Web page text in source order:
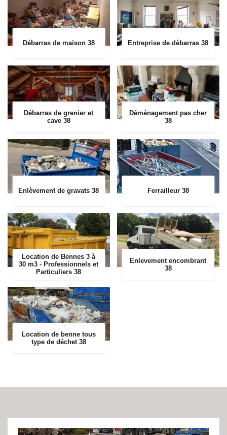
Débarras de maison 38 Entreprise de débarras 38
Débarras de grenier et
cave 38
Déménagement pas cher
38
Enlèvement de gravats 38 Ferrailleur 38
Location de Bennes 3 à
30 m3 - Professionnels et
Particuliers 38
Enlevement encombrant
38
Location de benne tous
type de déchet 38